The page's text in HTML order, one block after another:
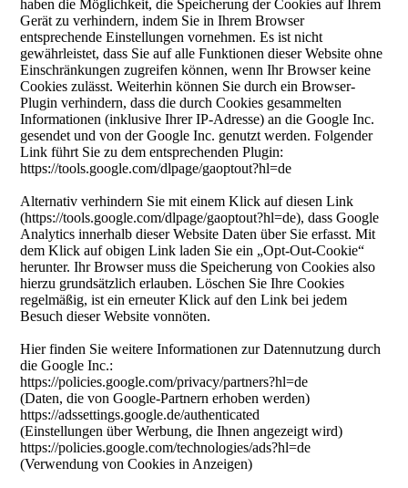
haben die Möglichkeit, die Speicherung der Cookies auf Ihrem
Gerät zu verhindern, indem Sie in Ihrem Browser
entsprechende Einstellungen vornehmen. Es ist nicht
gewährleistet, dass Sie auf alle Funktionen dieser Website ohne
Einschränkungen zugreifen können, wenn Ihr Browser keine
Cookies zulässt. Weiterhin können Sie durch ein Browser-
Plugin verhindern, dass die durch Cookies gesammelten
Informationen (inklusive Ihrer IP-Adresse) an die Google Inc.
gesendet und von der Google Inc. genutzt werden. Folgender
Link führt Sie zu dem entsprechenden Plugin:
https://tools.google.com/dlpage/gaoptout?hl=de
Alternativ verhindern Sie mit einem Klick auf diesen Link
(https://tools.google.com/dlpage/gaoptout?hl=de), dass Google
Analytics innerhalb dieser Website Daten über Sie erfasst. Mit
dem Klick auf obigen Link laden Sie ein „Opt-Out-Cookie“
herunter. Ihr Browser muss die Speicherung von Cookies also
hierzu grundsätzlich erlauben. Löschen Sie Ihre Cookies
regelmäßig, ist ein erneuter Klick auf den Link bei jedem
Besuch dieser Website vonnöten.
Hier finden Sie weitere Informationen zur Datennutzung durch
die Google Inc.:
https://policies.google.com/privacy/partners?hl=de
(Daten, die von Google-Partnern erhoben werden)
https://adssettings.google.de/authenticated
(Einstellungen über Werbung, die Ihnen angezeigt wird)
https://policies.google.com/technologies/ads?hl=de
(Verwendung von Cookies in Anzeigen)